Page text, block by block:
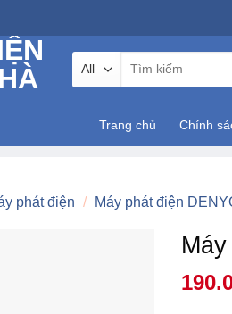
kiếm:
Trang chủ Chính
phát điện / Máy phát điện